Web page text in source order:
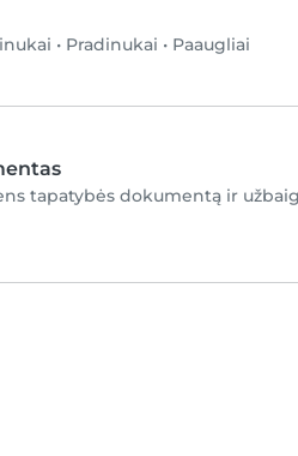
• Pradinukai • Paaugliai
tapatybės dokumentą ir